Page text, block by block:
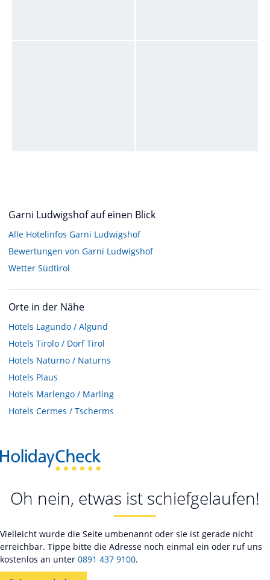
Garni Ludwigshof auf einen Blick
Alle Hotelinfos Garni Ludwigshof
Bewertungen von Garni Ludwigshof
Wetter Südtirol
Orte in der Nähe
Hotels Lagundo / Algund
Hotels Tirolo / Dorf Tirol
Hotels Naturno / Naturns
Hotels Plaus
Hotels Marlengo / Marling
Hotels Cermes / Tscherms
Oh nein, etwas ist schiefgelaufen!
Vielleicht wurde die Seite umbenannt oder sie ist gerade nicht
erreichbar. Tippe bitte die Adresse noch einmal ein oder ruf uns
kostenlos an unter 0891 437 9100.